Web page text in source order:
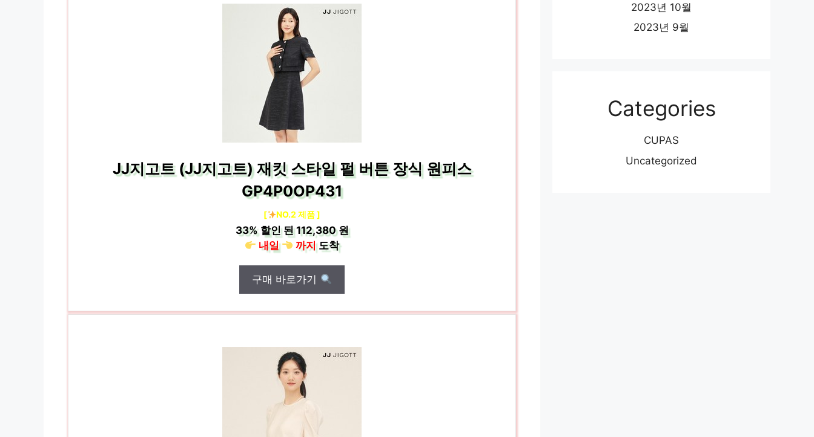
JJ지고트 (JJ지고트) 재킷 스타일 펄 버튼 장식 원피스
GP4P0OP431
[ NO.2 제품 ]
33%할인 된112,380 원
내일
까지도착
구매 바로가기
2023년 10월
2023년 9월
Categories
CUPAS
Uncategorized